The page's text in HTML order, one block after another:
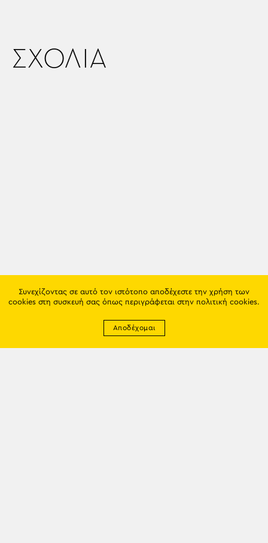
ΣΧΟΛΙΑ
Συνεχίζοντας σε αυτό τον ιστότοπο αποδέχεστε την χρήση των
cookies στη συσκευή σας όπως περιγράφεται στην πολιτική cookies.
Αποδέχομαι